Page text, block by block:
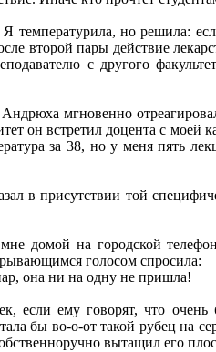
температурила, но решила:
второй пары действие
с другого
мгновенно
он встретил доцента с моей
за 38, но у меня пять
в присутствии той
домой на городской
голосом спросила:
она ни на одну не пришла!
если ему говорят, что
бы во-о-от такой рубец на
вытащил его